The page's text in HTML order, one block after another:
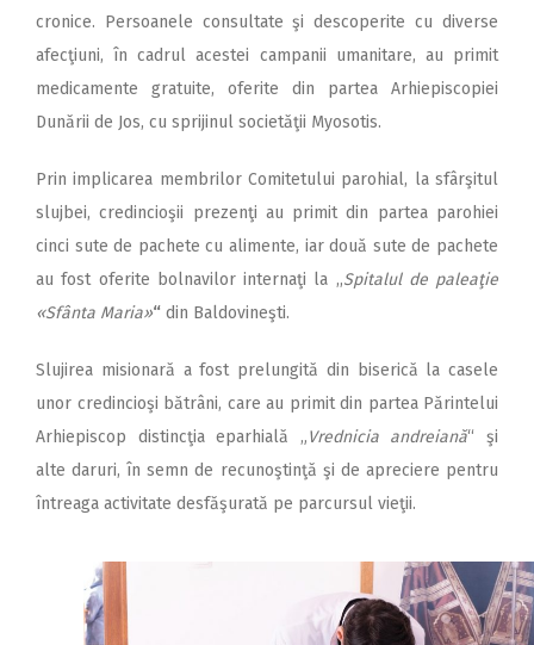
cronice. Persoanele consultate şi descoperite cu diverse
afecţiuni, în cadrul acestei campanii umanitare, au primit
medicamente gratuite, oferite din partea Arhiepiscopiei
Dunării de Jos, cu sprijinul societăţii Myosotis.
Prin implicarea membrilor Comitetului parohial, la sfârşitul
slujbei, credincioşii prezenţi au primit din partea parohiei
cinci sute de pachete cu alimente, iar două sute de pachete
au fost oferite bolnavilor internaţi la ,,Spitalul de paleaţie
«Sfânta Maria»“ din Baldovineşti.
Slujirea misionară a fost prelungită din biserică la casele
unor credincioşi bătrâni, care au primit din partea Părintelui
Arhiepiscop distincţia eparhială „Vrednicia andreiană“ şi
alte daruri, în semn de recunoştinţă şi de apreciere pentru
întreaga activitate desfăşurată pe parcursul vieţii.